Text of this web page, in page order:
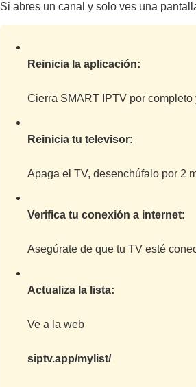
Si abres un canal y solo ves una
Reinicia la aplicación:
Cierra SMART IPTV por completo
Reinicia tu televisor:
Apaga el TV, desenchúfalo por 2
Verifica tu conexión a internet:
Asegúrate de que tu TV esté
Actualiza la lista:
Ve a la web
siptv.app/mylist/